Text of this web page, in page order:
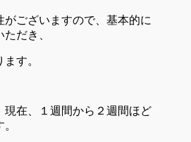
ございますので、基本的に
だき、
す。
現在、１週間から２週間ほど